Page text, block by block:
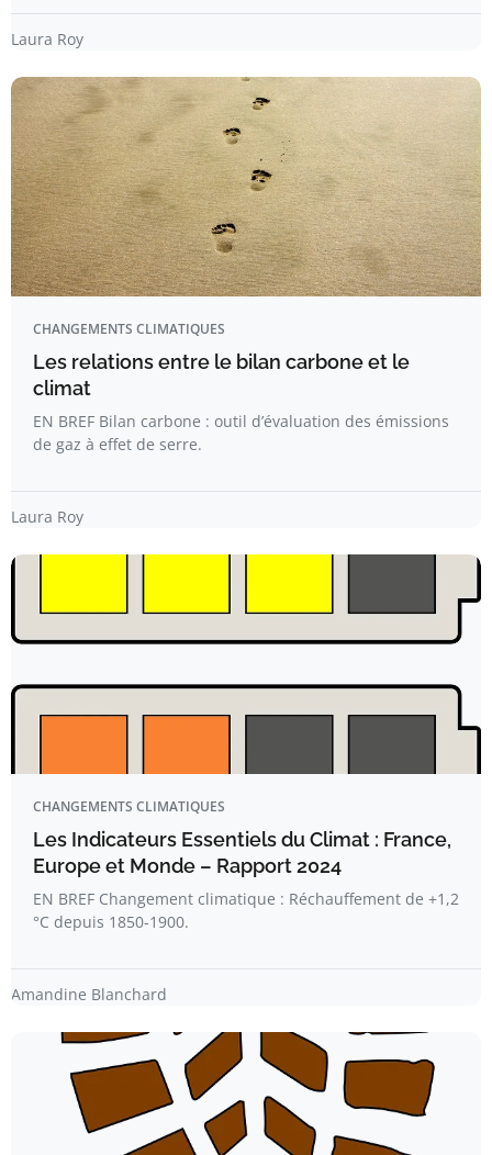
Laura Roy
CHANGEMENTS CLIMATIQUES
Les relations entre le bilan carbone et le
climat
EN BREF Bilan carbone : outil d’évaluation des émissions
de gaz à effet de serre.
Laura Roy
CHANGEMENTS CLIMATIQUES
Les Indicateurs Essentiels du Climat : France,
Europe et Monde – Rapport 2024
EN BREF Changement climatique : Réchauffement de +1,2
°C depuis 1850-1900.
Amandine Blanchard